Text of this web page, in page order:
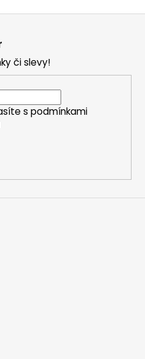
či slevy!
s podmínkami